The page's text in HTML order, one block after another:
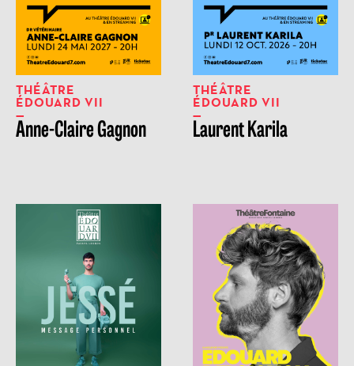
THÉÂTRE
ÉDOUARD VII
Anne-Claire Gagnon
THÉÂTRE
ÉDOUARD VII
Laurent Karila